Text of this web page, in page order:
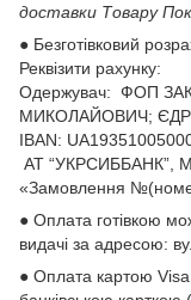
доставки Товару
● Безготівковий
Реквізити рахунку:
Одержувач: ФОП
МИКОЛАЙОВИЧ;
ІВАN:
АТ “УКРСИББАНК”,
«Замовлення
● Оплата готівкою
видачі за адресою:
● Оплата картою